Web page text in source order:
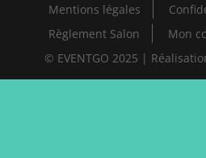
Mentions légales
Règlement Salon
Mon
© EVENTGO 2025 |